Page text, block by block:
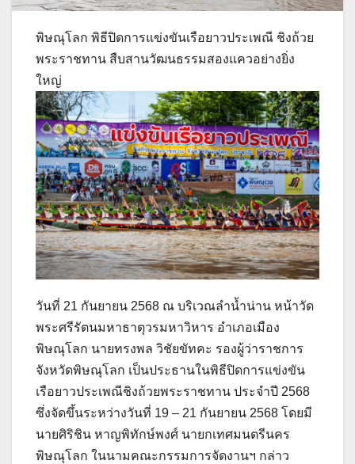
พิษณุโลก พิธีปิดการแข่งขันเรือยาวประเพณี ชิงถ้วย
พระราชทาน สืบสานวัฒนธรรมสองแควอย่างยิ่ง
ใหญ่
วันที่ 21 กันยายน 2568 ณ บริเวณลำน้ำน่าน หน้าวัด
พระศรีรัตนมหาธาตุวรมหาวิหาร อำเภอเมือง
พิษณุโลก นายทรงพล วิชัยขัทคะ รองผู้ว่าราชการ
จังหวัดพิษณุโลก เป็นประธานในพิธีปิดการแข่งขัน
เรือยาวประเพณีชิงถ้วยพระราชทาน ประจำปี 2568
ซึ่งจัดขึ้นระหว่างวันที่ 19 – 21 กันยายน 2568 โดยมี
นายศิริชิน หาญพิทักษ์พงศ์ นายกเทศมนตรีนคร
พิษณุโลก ในนามคณะกรรมการจัดงานฯ กล่าว